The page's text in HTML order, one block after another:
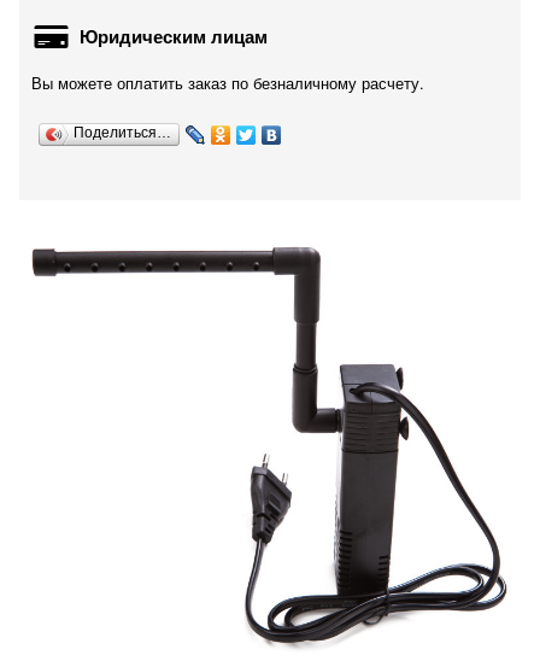
Юридическим лицам
Вы можете оплатить заказ по безналичному расчету.
Поделиться…